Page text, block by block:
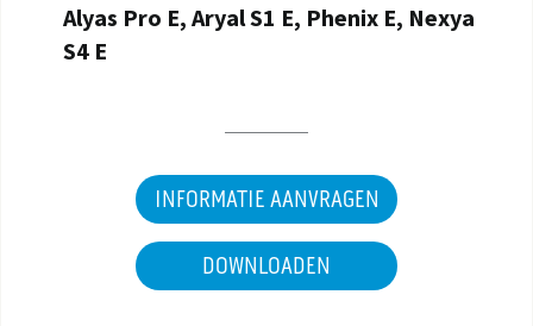
Alyas Pro E, Aryal S1 E, Phenix E, Nexya
S4 E
INFORMATIE AANVRAGEN
DOWNLOADEN